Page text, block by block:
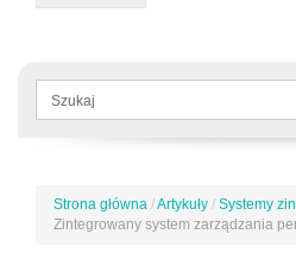
Formularz
wyszukiwania
Jesteś
tutaj
Strona główna /Artykuły / Systemy
Zintegrowany system zarządzania